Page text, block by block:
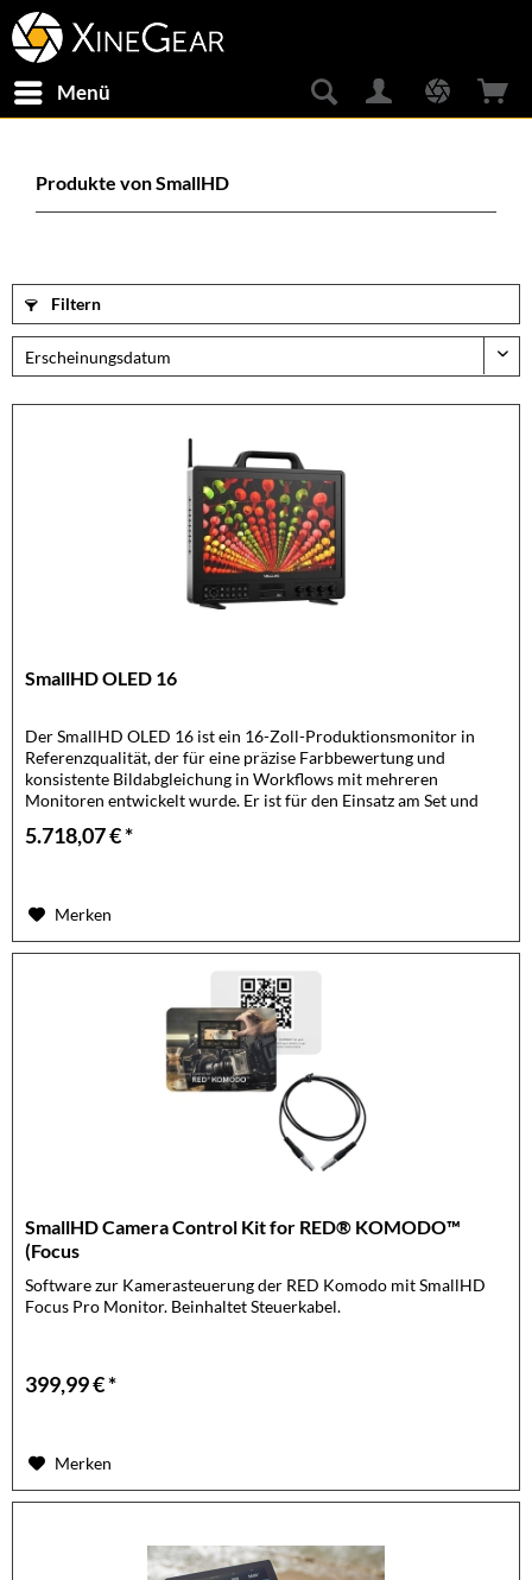
Menü
Produkte von SmallHD
Filtern
SmallHD OLED 16
Der SmallHD OLED 16 ist ein 16-Zoll-Produktionsmonitor in
Referenzqualität, der für eine präzise Farbbewertung und
konsistente Bildabgleichung in Workflows mit mehreren
Monitoren entwickelt wurde. Er ist für den Einsatz am Set und
5.718,07 € *
Merken
SmallHD Camera Control Kit for RED® KOMODO™
(Focus
Software zur Kamerasteuerung der RED Komodo mit SmallHD
Focus Pro Monitor. Beinhaltet Steuerkabel.
399,99 € *
Merken